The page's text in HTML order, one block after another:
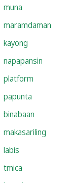
muna
maramdaman
kayong
napapansin
platform
papunta
binabaan
makasariling
labis
tmica